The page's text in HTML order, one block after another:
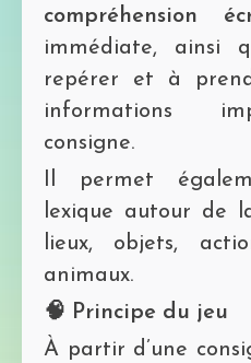
compréhension
immédiate, ainsi
repérer et à
informations
consigne.
Il permet
lexique autour de
lieux, objets,
animaux.
🧠 Principe du jeu
À partir d’une